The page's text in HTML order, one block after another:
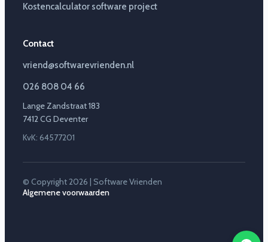
Kostencalculator software project
Contact
vriend@softwarevrienden.nl
026 808 04 66
Lange Zandstraat 183
7412 CG Deventer
KvK: 64577201
© Copyright 2026 | Software Vrienden
Algemene voorwaarden